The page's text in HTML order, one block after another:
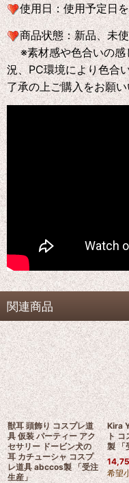
使用日：使用予定日
商品状態：新品、未
※素材感や色合いの感
況、PC環境により色合
了承の上ご購入をお願
関連商品
獣耳 頭飾り コスプレ道
具 仮装 パーティー アク
セサリー ドービン犬の
耳 カチューシャ コスプ
レ道具 abccos製 「受注
生産」
Kira
ト コ
製 「
希望